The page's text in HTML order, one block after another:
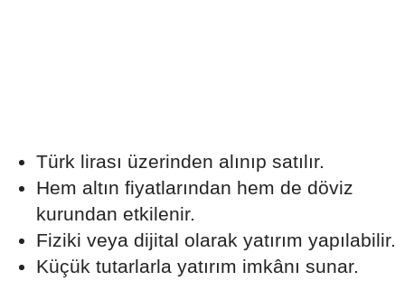
Türk lirası üzerinden alınıp satılır.
Hem altın fiyatlarından hem de döviz
kurundan etkilenir.
Fiziki veya dijital olarak yatırım yapılabilir.
Küçük tutarlarla yatırım imkânı sunar.